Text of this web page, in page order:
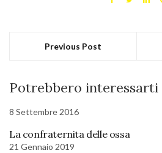
Previous Post
Potrebbero interessarti
8 Settembre 2016
La confraternita delle ossa
21 Gennaio 2019